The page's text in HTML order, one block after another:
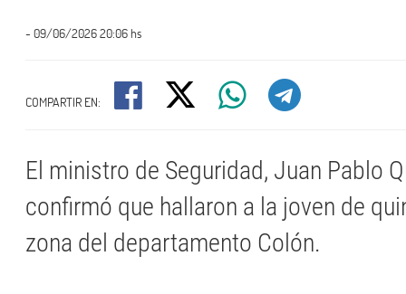
- 09/06/2026 20:06 hs
COMPARTIR EN:
El ministro de Seguridad, Juan Pablo
confirmó que hallaron a la joven de
zona del departamento Colón.